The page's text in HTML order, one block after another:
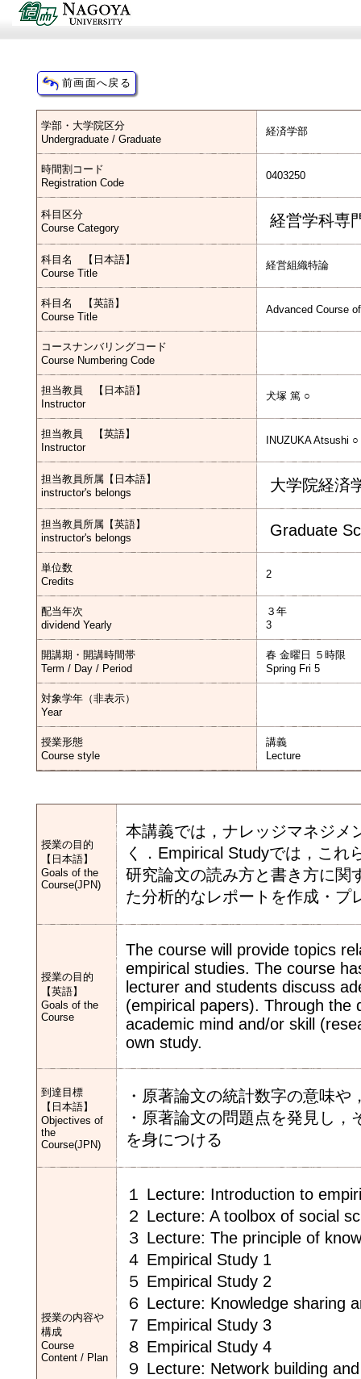
学部・大学院区分
Undergraduate / Graduate
経済学部
時間割コード
Registration Code
0403250
科目区分
Course Category
経営学科専
科目名 【日本語】
Course Title
経営組織特論
科目名 【英語】
Course Title
Advanced Course
コースナンバリングコード
Course Numbering Code
担当教員 【日本語】
Instructor
犬塚 篤 ○
担当教員 【英語】
Instructor
INUZUKA Atsushi ○
担当教員所属【日本語】
instructor's belongs
大学院経済
担当教員所属【英語】
instructor's belongs
Graduate
単位数
Credits
2
配当年次
dividend Yearly
３年
3
開講期・開講時間帯
Term / Day / Period
春 金曜日 ５時限
Spring Fri 5
対象学年（非表示）
Year
授業形態
Course style
講義
Lecture
授業の目的
【日本語】
Goals of the
Course(JPN)
本講義では，ナレッジマネジメ
く．Empirical Studyでは，こ
研究論文の読み方と書き方に関
た分析的なレポートを作成・プ
授業の目的
【英語】
Goals of the
Course
The course will provide topics
empirical studies. The course
lecturer and students discuss
(empirical papers). Through the
academic mind and/or skill
own study.
到達目標
【日本語】
Objectives of
the
Course(JPN)
・原著論文の統計数字の意味
・原著論文の問題点を発見し
を身につける
授業の内容や
構成
Course
Content / Plan
１ Lecture: Introduction to
２ Lecture: A toolbox of social
３ Lecture: The principle of
４ Empirical Study 1
５ Empirical Study 2
６ Lecture: Knowledge sharing
７ Empirical Study 3
８ Empirical Study 4
９ Lecture: Network building